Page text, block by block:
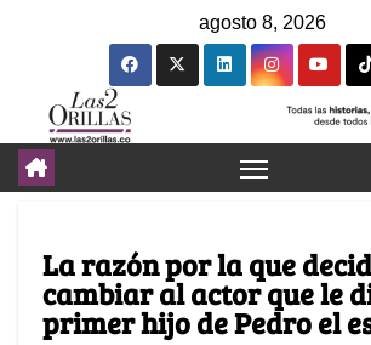
agosto 8, 2026
La razón por la que
cambiar al actor que le
primer hijo de Pedro el